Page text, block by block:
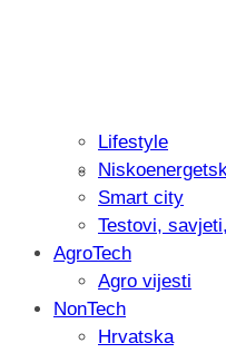
Recenzija:
muškarcu
Lifestyle
Smart city
Testovi,
AgroTech
Agro vijesti
NonTech
Hrvatska